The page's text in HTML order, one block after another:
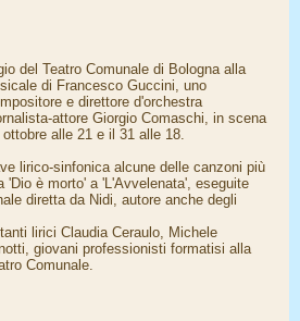
del Teatro Comunale di Bologna alla
di Francesco Guccini, uno
e direttore d'orchestra
attore Giorgio Comaschi, in scena
alle 21 e il 31 alle 18.
lirico-sinfonica alcune delle canzoni più
'Dio è morto' a 'L'Avvelenata', eseguite
diretta da Nidi, autore anche degli
lirici Claudia Ceraulo, Michele
giovani professionisti formatisi alla
Comunale.